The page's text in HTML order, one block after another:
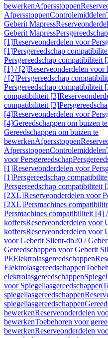
bewerkenAfpersstoppen
AfpersstoppenControlemiddelen
Geberit Mapress
Geberit Mapress
[1]Reserveonderdelen voor
[1]Persgereedschap
Persgereedschap compatibiliteit
[1] / [2]Reserveonderdelen voor
/ [2]Persgereedschap
Persgereedschap compatibiliteit
compatibiliteit [3]
compatibiliteit [3]
[4]Reserveonderdelen voor
[4]Gereedschappen om buizen
Gereedschappen om buizen te
bewerkenAfpersstoppen
AfpersstoppenControlemiddelen
voor Persgereedschap
[1]Reserveonderdelen voor
[1]Persgereedschap
Persgereedschap compatibiliteit
[2XL]Reserveonderdelen voor
[2XL]Persmachines
Persmachines compatibiliteit [4]
koffersReserveonderdelen voor
koffersReserveonderdelen voor
voor Geberit Silent-db20 /
Gereedschappen voor Geberit
PEElektrolasgereedschappen
Elektrolasgereedschappen
elektrolasgereedschappen
voor Spiegellasgereedschappen
spiegellasgereedschappen
spiegellasgereedschappen
bewerkenReserveonderdelen
bewerkenToebehoren voor
bewerkenReserveonderdelen